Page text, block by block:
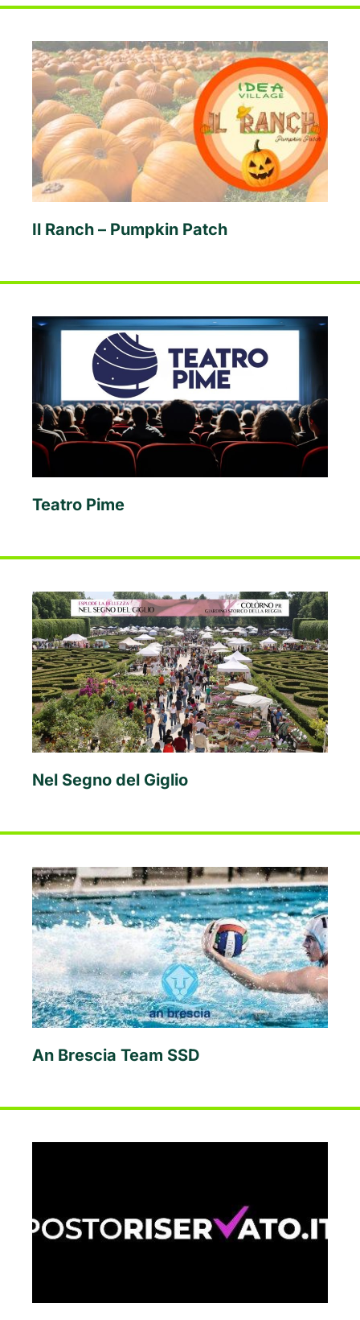
Il Ranch – Pumpkin Patch
Teatro Pime
Nel Segno del Giglio
An Brescia Team SSD